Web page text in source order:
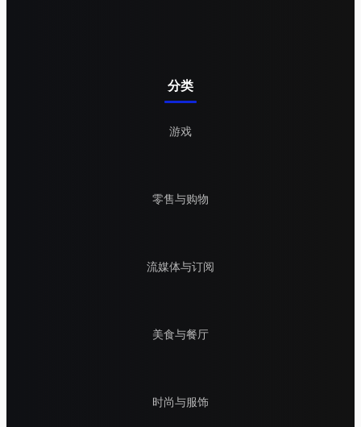
分类
游戏
零售与购物
流媒体与订阅
美食与餐厅
时尚与服饰